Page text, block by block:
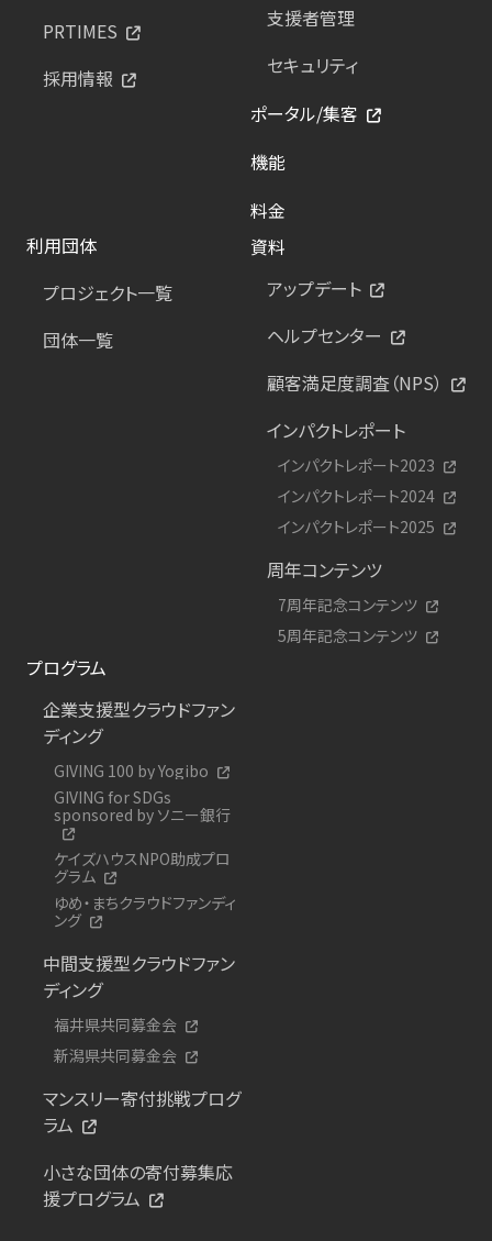
PRTIMES
採用情報
支援者管理
セキュリティ
ポータル/集客
機能
料金
利用団体
プロジェクト一覧
団体一覧
資料
アップデート
ヘルプセンター
顧客満足度調査（NPS）
インパクトレポート
インパクトレポート2023
インパクトレポート2024
インパクトレポート2025
周年コンテンツ
7周年記念コンテンツ
5周年記念コンテンツ
プログラム
企業支援型クラウドファン
ディング
GIVING 100 by Yogibo
GIVING for SDGs
sponsored by ソニー銀行
ケイズハウスNPO助成プロ
グラム
ゆめ・まちクラウドファンディ
ング
中間支援型クラウドファン
ディング
福井県共同募金会
新潟県共同募金会
マンスリー寄付挑戦プログ
ラム
小さな団体の寄付募集応
援プログラム